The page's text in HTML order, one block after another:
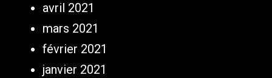
avril 2021
mars 2021
février 2021
janvier 2021